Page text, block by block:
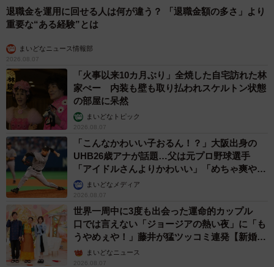
退職金を運用に回せる人は何が違う？ 「退職金額の多さ」より
重要な“ある経験”とは
まいどなニュース情報部
2026.08.07
「火事以来10カ月ぶり」全焼した自宅訪れた林
家ぺー 内装も壁も取り払われスケルトン状態
の部屋に呆然
まいどなトピック
2026.08.07
「こんなかわいい子おるん！？」大阪出身の
UHB26歳アナが話題…父は元プロ野球選手
「アイドルさんよりかわいい」「めちゃ爽や
か」まいどなメディア
2026.08.07
世界一周中に3度も出会った運命的カップル
口では言えない「ジョージアの熱い夜」に「も
うやめぇや！」藤井が猛ツッコミ連発【新婚さ
ん】まいどなニュース
2026.08.07